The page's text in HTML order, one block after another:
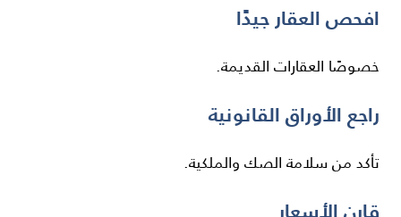
افحص العقار جيدًا
خصوصًا العقارات القديمة.
راجع الأوراق القانونية
تأكد من سلامة الصك والملكية.
قارن الأسعار